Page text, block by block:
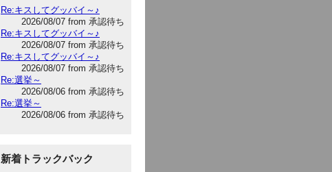
Re:キスしてグッバイ～♪
2026/08/07 from 承認待ち
Re:キスしてグッバイ～♪
2026/08/07 from 承認待ち
Re:キスしてグッバイ～♪
2026/08/07 from 承認待ち
Re:選挙～
2026/08/06 from 承認待ち
Re:選挙～
2026/08/06 from 承認待ち
新着トラックバック